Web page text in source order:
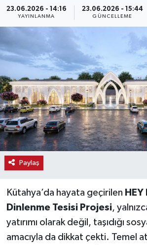
23.06.2026 - 14:16
YAYINLANMA
23.06.2026 - 15:44
GÜNCELLEME
Paylaş
Kütahya’da hayata geçirilen
Dinlenme Tesisi Projesi,
yatırımı olarak değil, taşıdığı
amacıyla da dikkat çekti. Temel
Gündem
Haber İlanlar
Kültür-Sanat
Magazin
Resmi İlanlar
Sağlık
Seri İlan
Siyaset
Spor